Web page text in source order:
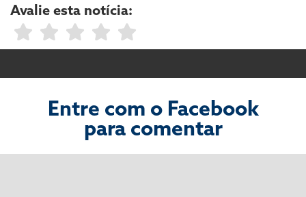
Avalie esta notícia:
Entre com o Facebook
para comentar